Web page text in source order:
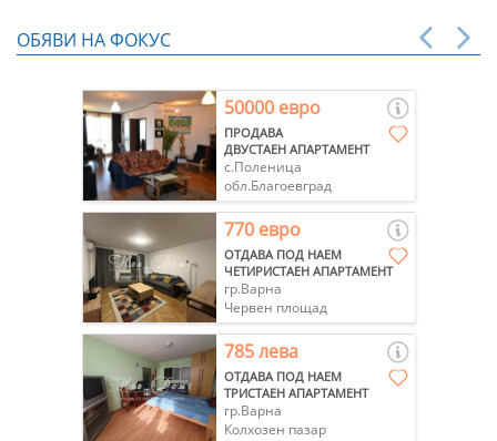
ОБЯВИ НА ФОКУС
50000 евро
ПРОДАВА
ДВУСТАЕН АПАРТАМЕНТ
с.Поленица
обл.Благоевград
770 евро
ОТДАВА ПОД НАЕМ
ЧЕТИРИСТАЕН АПАРТАМЕНТ
гр.Варна
Червен площад
785 лева
ОТДАВА ПОД НАЕМ
ТРИСТАЕН АПАРТАМЕНТ
гр.Варна
Колхозен пазар